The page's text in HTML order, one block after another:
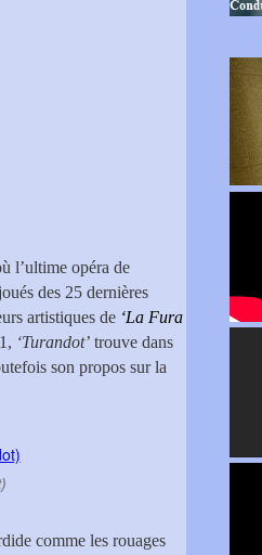
l’ultime opéra de
des 25 dernières
artistiques de ‘La Fura
‘Turandot’ trouve dans
son propos sur la
comme les rouages